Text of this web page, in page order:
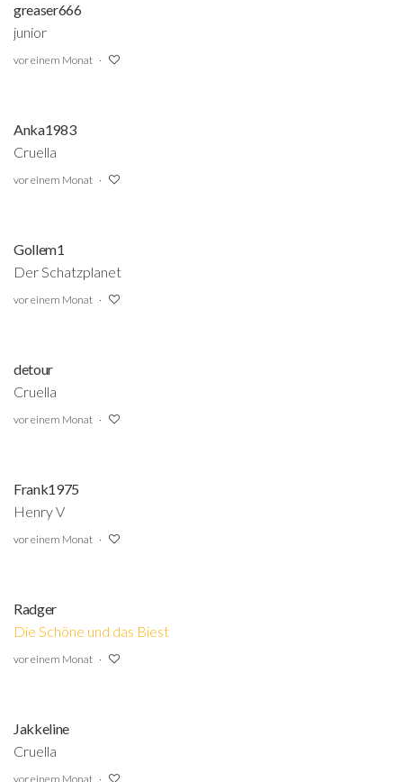
greaser666
junior
vor einem Monat
Anka1983
Cruella
vor einem Monat
Gollem1
Der Schatzplanet
vor einem Monat
detour
Cruella
vor einem Monat
Frank1975
Henry V
vor einem Monat
Radger
Die Schöne und das Biest
vor einem Monat
Jakkeline
Cruella
vor einem Monat